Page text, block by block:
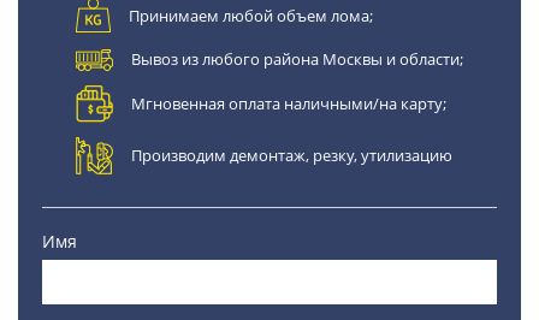
Принимаем любой объем лома;
Вывоз из любого района Москвы и области;
Мгновенная оплата наличными/на карту;
Производим демонтаж, резку, утилизацию
Имя